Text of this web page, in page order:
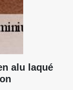
alu laqué